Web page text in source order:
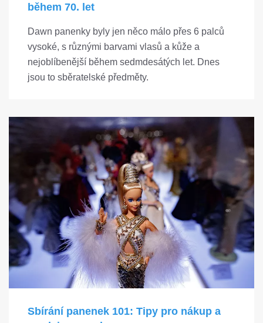
během 70. let
Dawn panenky byly jen něco málo přes 6 palců
vysoké, s různými barvami vlasů a kůže a
nejoblíbenější během sedmdesátých let. Dnes
jsou to sběratelské předměty.
Sbírání panenek 101: Tipy pro nákup a